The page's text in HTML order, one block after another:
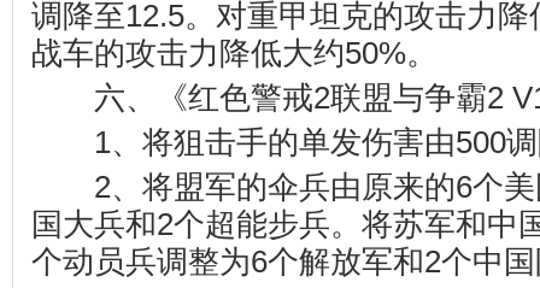
调降至12.5。对重甲坦克的攻击力
战车的攻击力降低大约50%。
六、《红色警戒2联盟与争霸2
1、将狙击手的单发伤害由500调
2、将盟军的伞兵由原来的6个美
国大兵和2个超能步兵。将苏军和中
个动员兵调整为6个解放军和2个中